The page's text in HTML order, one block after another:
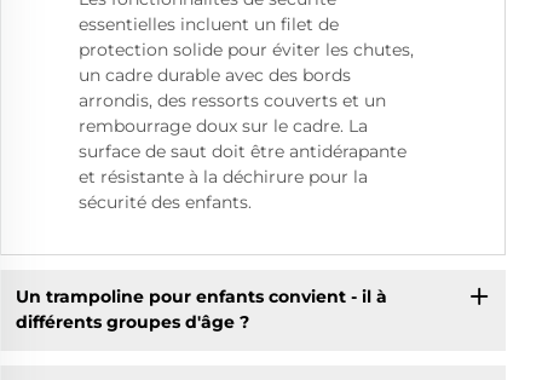
essentielles incluent un filet de
protection solide pour éviter les chutes,
un cadre durable avec des bords
arrondis, des ressorts couverts et un
rembourrage doux sur le cadre. La
surface de saut doit être antidérapante
et résistante à la déchirure pour la
sécurité des enfants.
Un trampoline pour enfants convient - il à
différents groupes d'âge ?